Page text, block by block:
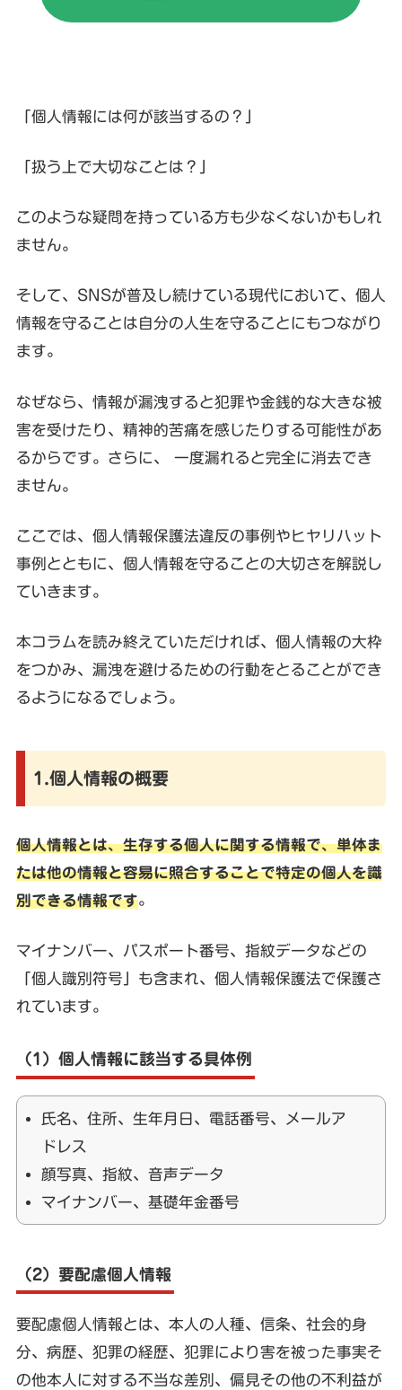
「個人情報には何が該当するの？」
「扱う上で大切なことは？」
このような疑問を持っている方も少なくないかもしれ
ません。
そして、SNSが普及し続けている現代において、個人
情報を守ることは自分の人生を守ることにもつながり
ます。
なぜなら、情報が漏洩すると犯罪や金銭的な大きな被
害を受けたり、精神的苦痛を感じたりする可能性があ
るからです。さらに、 一度漏れると完全に消去でき
ません。
ここでは、個人情報保護法違反の事例やヒヤリハット
事例とともに、個人情報を守ることの大切さを解説し
ていきます。
本コラムを読み終えていただければ、個人情報の大枠
をつかみ、漏洩を避けるための行動をとることができ
るようになるでしょう。
1.個人情報の概要
個人情報とは、生存する個人に関する情報で、単体ま
たは他の情報と容易に照合することで特定の個人を識
別できる情報です。
マイナンバー、パスポート番号、指紋データなどの
「個人識別符号」も含まれ、個人情報保護法で保護さ
れています。
（1）個人情報に該当する具体例
氏名、住所、生年月日、電話番号、メールア
ドレス
顔写真、指紋、音声データ
マイナンバー、基礎年金番号
（2）要配慮個人情報
要配慮個人情報とは、本人の人種、信条、社会的身
分、病歴、犯罪の経歴、犯罪により害を被った事実そ
の他本人に対する不当な差別、偏見その他の不利益が